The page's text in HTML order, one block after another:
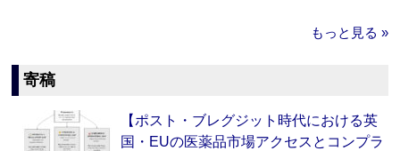
もっと見る »
寄稿
【ポスト・ブレグジット時代における英
国・EUの医薬品市場アクセスとコンプラ